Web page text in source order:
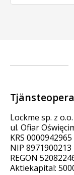
Lockme sp. z o.o.
ul. Ofiar
KRS 0000942965
NIP 8971900213
REGON
Aktiekapital: